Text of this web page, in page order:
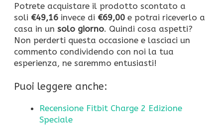
Potrete acquistare il prodotto scontato a
soli €49,16 invece di €69,00 e potrai riceverlo a
casa in un solo giorno. Quindi cosa aspetti?
Non perderti questa occasione e lasciaci un
commento condividendo con noi la tua
esperienza, ne saremmo entusiasti!
Puoi leggere anche:
Recensione Fitbit Charge 2 Edizione
Speciale